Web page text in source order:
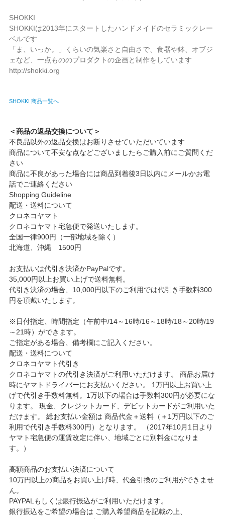
SHOKKI
SHOKKIは2013年にスタートしたハンドメイドのセラミックレー
ベルです
「ま、いっか。」くらいの気楽さと自由さで、食器や鉢、オブジ
ェなど、一点もののプロダクトの企画と制作をしています
http://shokki.org
SHOKKI 商品一覧へ
＜商品の返品交換について＞
不良品以外の返品交換はお断りさせていただいています
商品について不安な点などございましたらご購入前にご質問くだ
さい
商品に不良があった場合には商品到着後3日以内にメールかお電
話でご連絡ください
Shopping Guideline
配送・送料について
クロネコヤマト
クロネコヤマト宅急便で発送いたします。
全国一律900円（一部地域を除く）
北海道、沖縄 1500円
お支払いは代引き決済かPayPalです。
35,000円以上お買い上げで送料無料。
代引き決済の場合、10,000円以下のご利用では代引き手数料300
円を頂戴いたします。
※日付指定、時間指定（午前中/14～16時/16～18時/18～20時/19
～21時）ができます。
ご指定がある場合、備考欄にご記入ください。
配送・送料について
クロネコヤマト代引き
クロネコヤマトの代引き決済がご利用いただけます。 商品お届け
時にヤマトドライバーにお支払いください。 1万円以上お買い上
げで代引き手数料無料。1万以下の場合は手数料300円が必要にな
ります。 現金、クレジットカード、デビットカードがご利用いた
だけます。 総お支払い金額は 商品代金＋送料（＋1万円以下のご
利用で代引き手数料300円）となります。 （2017年10月1日より
ヤマト宅急便の運賃改定に伴い、地域ごとに別料金になりま
す。）
高額商品のお支払い決済について
10万円以上の商品をお買い上げ時、代金引換のご利用ができませ
ん。
PAYPALもしくは銀行振込がご利用いただけます。
銀行振込をご希望の場合は ご購入希望商品を記載の上、